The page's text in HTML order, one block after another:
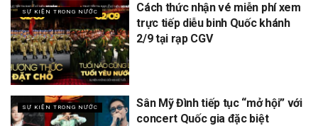
SỰ KIỆN TRONG NƯỚC
Cách thức nhận vé miễn phí xem
trực tiếp diễu binh Quốc khánh
2/9 tại rạp CGV
SỰ KIỆN TRONG NƯỚC
Sân Mỹ Đình tiếp tục “mở hội” với
concert Quốc gia đặc biệt